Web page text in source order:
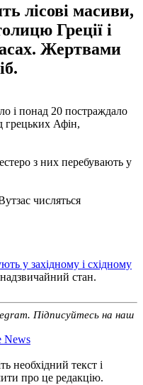
лісові масиви,
Греції і
Жертвами
і понад 20 постраждало
грецьких Афін,
з них перебувають у
числяться
у західному і східному
стан.
Підписуйтесь на наш
News
необхідний текст і
про це редакцію.